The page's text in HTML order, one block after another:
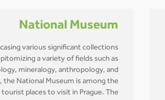
National Museum
various significant collections
a variety of fields such as
mineralogy, anthropology, and
the National Museum is among the
places to visit in Prague. The